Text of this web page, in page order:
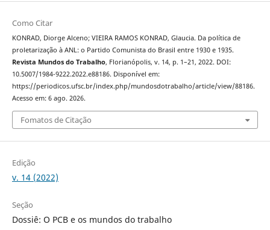
Como Citar
KONRAD, Diorge Alceno; VIEIRA RAMOS KONRAD, Glaucia. Da política de
proletarização à ANL: o Partido Comunista do Brasil entre 1930 e 1935.
Revista Mundos do Trabalho, Florianópolis, v. 14, p. 1–21, 2022. DOI:
10.5007/1984-9222.2022.e88186. Disponível em:
https://periodicos.ufsc.br/index.php/mundosdotrabalho/article/view/88186.
Acesso em: 6 ago. 2026.
Fomatos de Citação
Edição
v. 14 (2022)
Seção
Dossiê: O PCB e os mundos do trabalho